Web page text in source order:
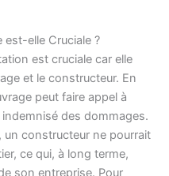
est-elle Cruciale ?
est cruciale car elle
et le constructeur. En
peut faire appel à
indemnisé des dommages.
constructeur ne pourrait
ce qui, à long terme,
son entreprise. Pour